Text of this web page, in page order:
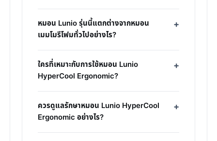
หมอน Lunio รุ่นนี้แตกต่างจากหมอน
เมมโมรีโฟมทั่วไปอย่างไร?
ใครที่เหมาะกับการใช้หมอน Lunio
HyperCool Ergonomic?
ควรดูแลรักษาหมอน Lunio HyperCool
Ergonomic อย่างไร?